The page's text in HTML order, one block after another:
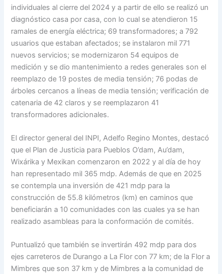
individuales al cierre del 2024 y a partir de ello se realizó un
diagnóstico casa por casa, con lo cual se atendieron 15
ramales de energía eléctrica; 69 transformadores; a 792
usuarios que estaban afectados; se instalaron mil 771
nuevos servicios; se modernizaron 54 equipos de
medición y se dio mantenimiento a redes generales son el
reemplazo de 19 postes de media tensión; 76 podas de
árboles cercanos a líneas de media tensión; verificación de
catenaria de 42 claros y se reemplazaron 41
transformadores adicionales.
El director general del INPI, Adelfo Regino Montes, destacó
que el Plan de Justicia para Pueblos O’dam, Au’dam,
Wixárika y Mexikan comenzaron en 2022 y al día de hoy
han representado mil 365 mdp. Además de que en 2025
se contempla una inversión de 421 mdp para la
construcción de 55.8 kilómetros (km) en caminos que
beneficiarán a 10 comunidades con las cuales ya se han
realizado asambleas para la conformación de comités.
Puntualizó que también se invertirán 492 mdp para dos
ejes carreteros de Durango a La Flor con 77 km; de la Flor a
Mimbres que son 37 km y de Mimbres a la comunidad de